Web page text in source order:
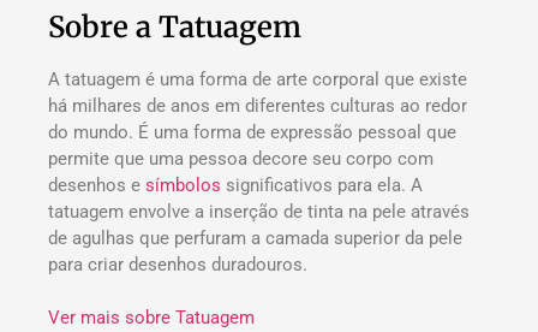
Sobre a Tatuagem
A tatuagem é uma forma de arte corporal que existe
há milhares de anos em diferentes culturas ao redor
do mundo. É uma forma de expressão pessoal que
permite que uma pessoa decore seu corpo com
desenhos e símbolos significativos para ela. A
tatuagem envolve a inserção de tinta na pele através
de agulhas que perfuram a camada superior da pele
para criar desenhos duradouros.
Ver mais sobre Tatuagem